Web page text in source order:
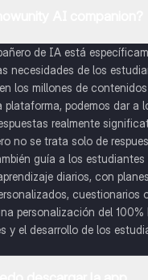
de IA está
necesidades de los
los millones de
plataforma, podemos dar a
realmente
no se trata solo de
guía a los
diarios, con
cuestionarios
personalización del 100%
y el desarrollo de los